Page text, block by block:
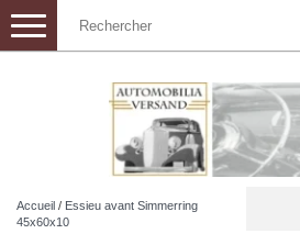
Toggle
navigation
Accueil / Essieu avant Simmerring
45x60x10